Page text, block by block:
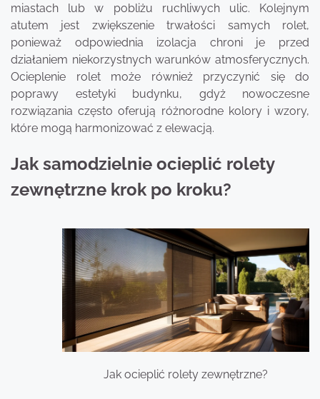
miastach lub w pobliżu ruchliwych ulic. Kolejnym
atutem jest zwiększenie trwałości samych rolet,
ponieważ odpowiednia izolacja chroni je przed
działaniem niekorzystnych warunków atmosferycznych.
Ocieplenie rolet może również przyczynić się do
poprawy estetyki budynku, gdyż nowoczesne
rozwiązania często oferują różnorodne kolory i wzory,
które mogą harmonizować z elewacją.
Jak samodzielnie ocieplić rolety
zewnętrzne krok po kroku?
Jak ocieplić rolety zewnętrzne?